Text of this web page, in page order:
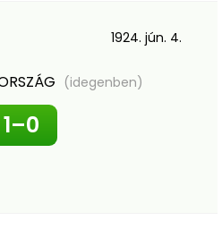
1924. jún. 4.
(idegenben)
1–0